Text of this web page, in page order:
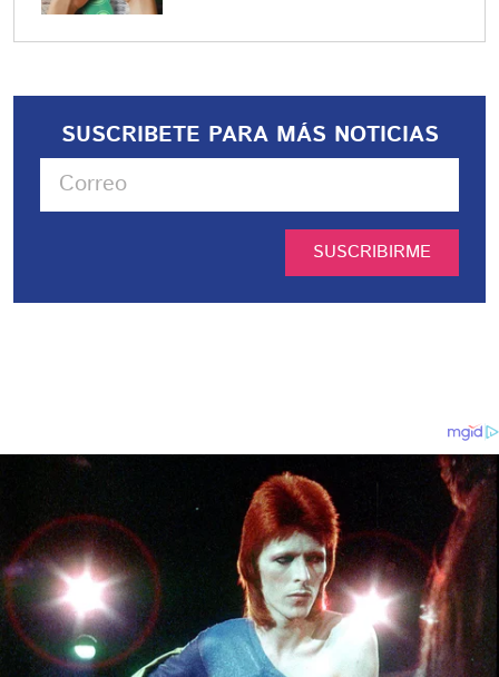
SUSCRIBETE PARA MÁS NOTICIAS
SUSCRIBIRME